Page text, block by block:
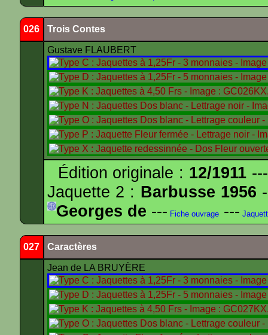
026 Trois Contes
Gustave FLAUBERT
Édition originale : 12/1911
Jaquette 2 : Barbusse 1956
Georges de --- Fiche ouvrage ---
027 Caractères
Jean de LA BRUYÈRE